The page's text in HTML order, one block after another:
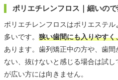
ポリエチレンフロス｜細いの
ポリエチレンフロスはポリエステ
多いです。 狭い歯間にも入りやすく
あります。歯列矯正中の方や、歯
ない、抜けないと感じる場合は試
が広い方には向きません。